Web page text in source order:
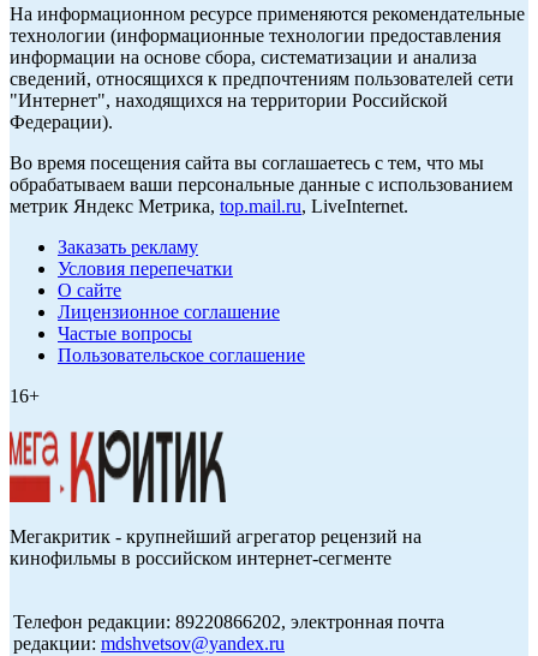
На информационном ресурсе применяются рекомендательные
технологии (информационные технологии предоставления
информации на основе сбора, систематизации и анализа
сведений, относящихся к предпочтениям пользователей сети
"Интернет", находящихся на территории Российской
Федерации).
Во время посещения сайта вы соглашаетесь с тем, что мы
обрабатываем ваши персональные данные с использованием
метрик Яндекс Метрика, top.mail.ru, LiveInternet.
Заказать рекламу
Условия перепечатки
О сайте
Лицензионное соглашение
Частые вопросы
Пользовательское соглашение
16+
Мегакритик - крупнейший агрегатор рецензий на
кинофильмы в российском интернет-сегменте
Телефон редакции: 89220866202, электронная почта
редакции: mdshvetsov@yandex.ru